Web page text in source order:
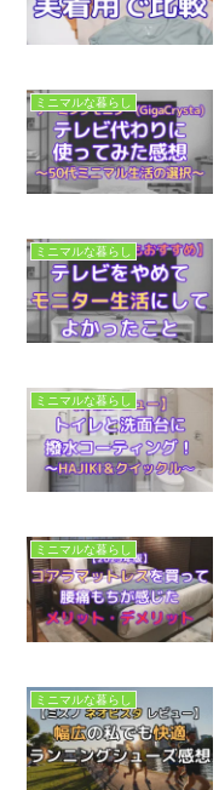
ミニマルな暮らし
ミニマルな暮らし
ミニマルな暮らし
ミニマルな暮らし
ミニマルな暮らし